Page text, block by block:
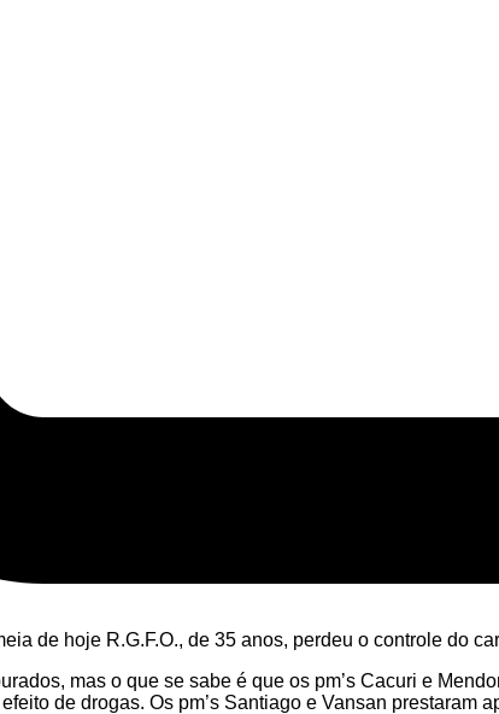
de hoje R.G.F.O., de 35 anos, perdeu o controle do
mas o que se sabe é que os pm’s Cacuri e
de drogas. Os pm’s Santiago e Vansan prestaram